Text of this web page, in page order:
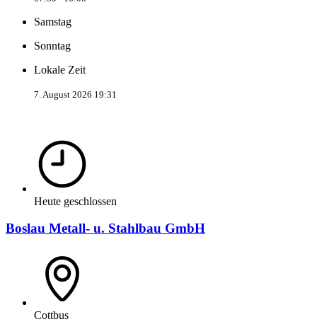
Samstag
Sonntag
Lokale Zeit
7. August 2026 19:31
Heute geschlossen
Boslau Metall- u. Stahlbau GmbH
Cottbus